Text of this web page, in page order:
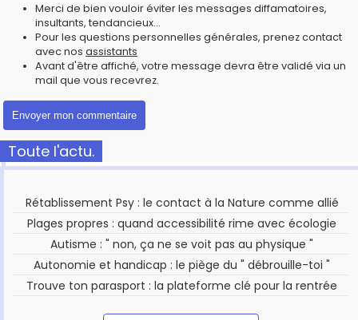
Merci de bien vouloir éviter les messages diffamatoires,
insultants, tendancieux...
Pour les questions personnelles générales, prenez contact
avec nos assistants
Avant d'être affiché, votre message devra être validé via un
mail que vous recevrez.
Toute l'actu.
Rétablissement Psy : le contact à la Nature comme allié
Plages propres : quand accessibilité rime avec écologie
Autisme : " non, ça ne se voit pas au physique "
Autonomie et handicap : le piège du " débrouille-toi "
Trouve ton parasport : la plateforme clé pour la rentrée